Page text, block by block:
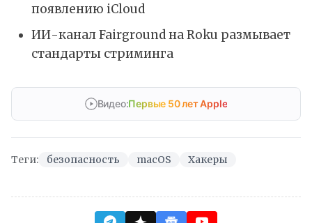
появлению iCloud
ИИ-канал Fairground на Roku размывает
стандарты стриминга
Видео:Первые 50 лет Apple
Теги: безопасность macOS Хакеры